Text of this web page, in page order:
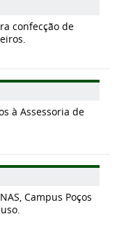
confecção de
à Assessoria de
Campus Poços